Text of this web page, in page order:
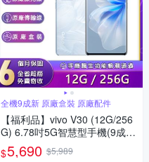
全機9成新 原廠盒裝 原廠配件
【福利品】vivo V30 (12G/256
G) 6.78吋5G智慧型手機(9成
新)
$5,690 $5,989